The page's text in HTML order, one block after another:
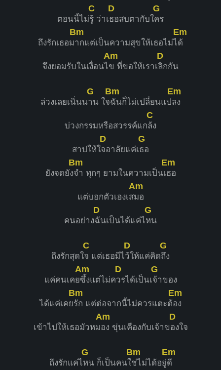
ตอนนี้ไม่
C
รู้ ว่าเ
D
ธอสบตากับใ
G
คร
ถึงรักเธอม
Bm
ากแต่เป็นความสุขให้เธอไม่ไ
Em
ด้
จึงยอมรับในเงื่อนไ
Am
ข ที่ขอให้เราเ
D
ลิกกัน
ล่วงเลยเนิ่นน
G
าน ใจ
Bm
ฉันก็ไม่เปลี่ยนแป
Em
ลง
บ่วงกรรมหรือสวรรค์แก
C
ล้ง
สาปให้ใ
D
จอาลัยแค่เ
G
ธอ
ยังจดยัง
Bm
จำ ทุกๆ ยามในความเป็นเ
Em
ธอ
แต่บอกตัวเองเส
Am
มอ
คนอย่าง
D
ฉันเป็นได้แค่ไ
G
หน
ถึงรักสุดใ
C
จ แต่เธอมีไ
D
ว้ให้แค่คิด
G
ถึง
แค่คนเคย
Am
ซึ้งแต่ไม่ค
D
วรได้เป็นเ
G
จ้าของ
ได้แค่เคย
Bm
รัก แต่ต่อจากนี้ไม่ควรแตะต้
Em
อง
เข้าไปให้เธอมัวหม
Am
อง ขุ่นเคืองกับเจ้าข
D
องใจ
ถึงรักแค่ไ
G
หน ก็เป็นคนใ
Bm
ช่ไม่ได้อยู่
Em
ดี